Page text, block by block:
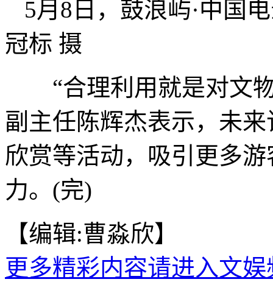
5月8日，鼓浪屿·中国
冠标 摄
“合理利用就是对文物
副主任陈辉杰表示，未
欣赏等活动，吸引更多
力。(完)
【编辑:曹淼欣】
更多精彩内容请进入文娱